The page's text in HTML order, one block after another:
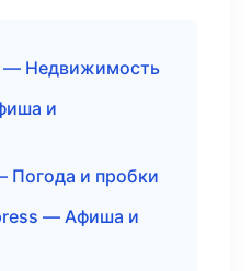
— Недвижимость
и
Погода и пробки
— Афиша и